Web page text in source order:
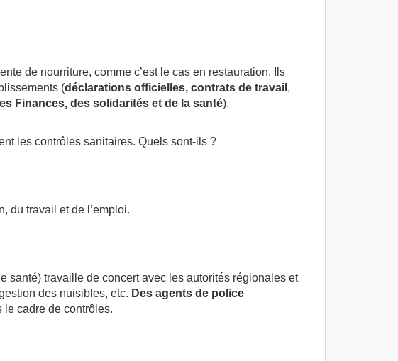
de nourriture, comme c’est le cas en restauration. Ils
(déclarations officielles, contrats de travail ,
Finances, des solidarités et de la santé).
les contrôles sanitaires. Quels sont-ils ?
du travail et de l’emploi.
santé) travaille de concert avec les autorités régionales et
des nuisibles, etc. Des agents de police
le cadre de contrôles.